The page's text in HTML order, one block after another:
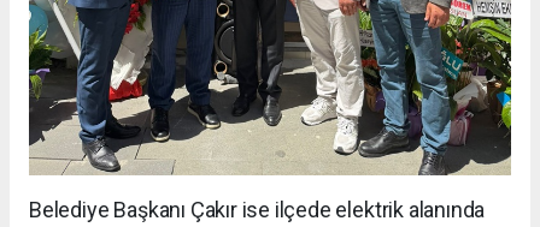
Belediye Başkanı Çakır ise ilçede elektrik alanında